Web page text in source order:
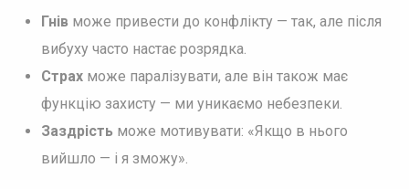
Гнів може привести до конфлікту — так, але після
вибуху часто настає розрядка.
Страхможе паралізувати, але він також має
функцію захисту — ми уникаємо небезпеки.
Заздрість може мотивувати: «Якщо в нього
вийшло — і я зможу».